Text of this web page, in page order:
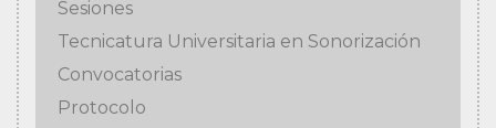
Sesiones
Tecnicatura Universitaria en Sonorización
Convocatorias
Protocolo